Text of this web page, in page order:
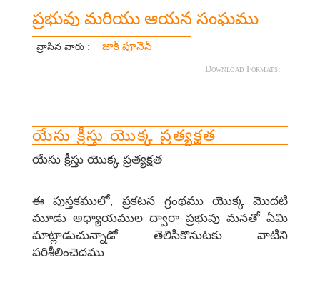
ప్రభువు మరియు ఆయన సంఘము
వ్రాసిన వారు : జాక్ పూనెన్
Download Formats:
యేసు క్రీస్తు యొక్క ప్రత్యక్షత
యేసు క్రీస్తు యొక్క ప్రత్యక్షత
ఈ పుస్తకములో, ప్రకటన గ్రంథము యొక్క మొదటి
మూడు అధ్యాయముల ద్వారా ప్రభువు మనతో ఏమి
మాట్లాడుచున్నాడో తెలిసికొనుటకు వాటిని
పరిశీలించెదము.